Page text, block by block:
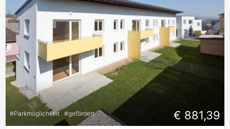
#Parkmöglichkeit #gefördert € 881,39